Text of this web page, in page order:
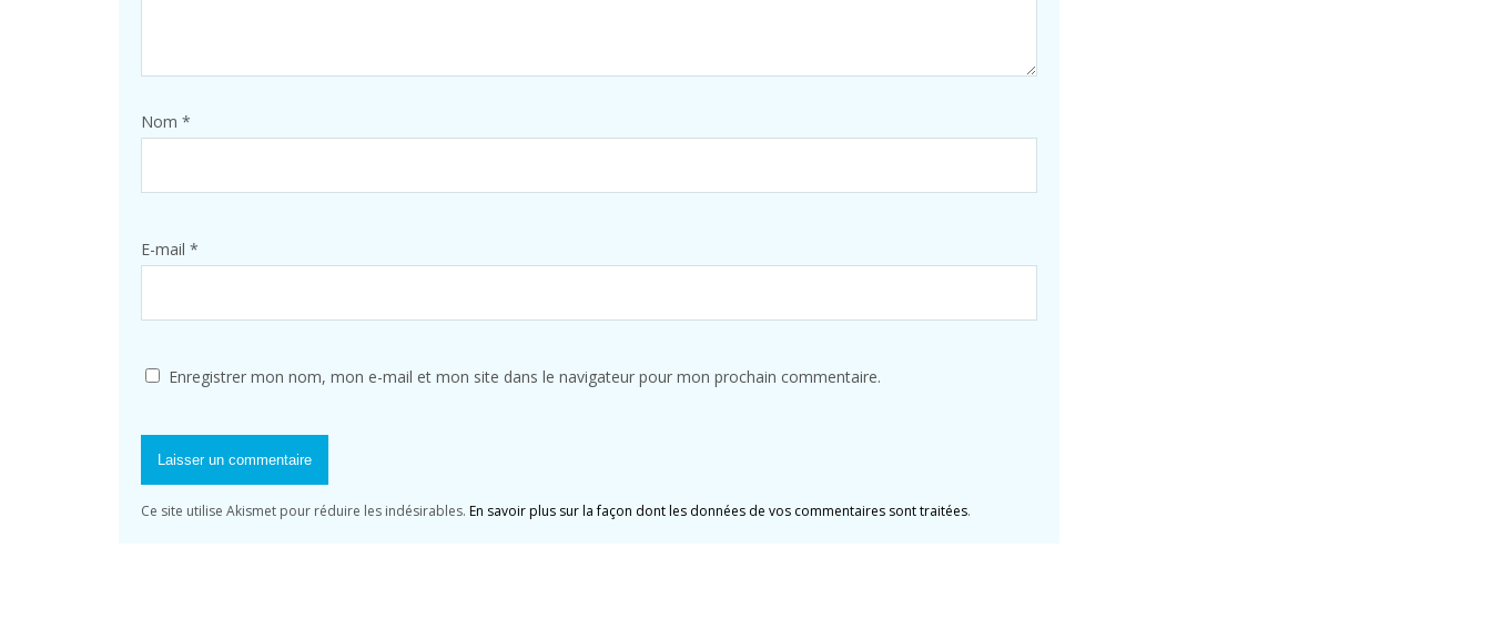
Nom *
E-mail *
Enregistrer mon nom, mon e-mail et mon site dans le navigateur pour mon prochain commentaire.
Ce site utilise Akismet pour réduire les indésirables. En savoir plus sur la façon dont les données de vos commentaires sont traitées.